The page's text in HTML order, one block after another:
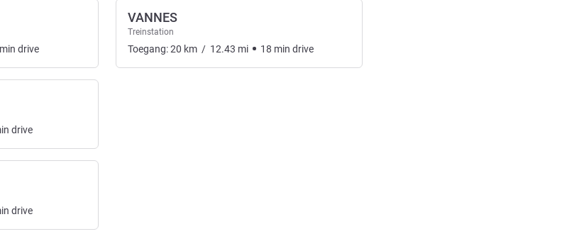
min drive
drive
drive
VANNES
Treinstation
Toegang:20 km / 12.43 mi 18 min drive